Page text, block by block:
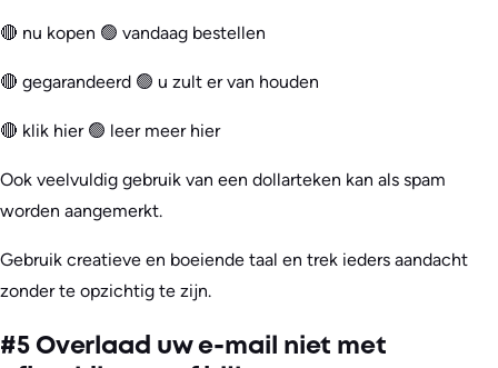
🔴 nu kopen 🟢 vandaag bestellen
🔴 gegarandeerd 🟢 u zult er van houden
🔴 klik hier 🟢 leer meer hier
Ook veelvuldig gebruik van een dollarteken kan als spam
worden aangemerkt.
Gebruik creatieve en boeiende taal en trek ieders aandacht
zonder te opzichtig te zijn.
#5 Overlaad uw e-mail niet met